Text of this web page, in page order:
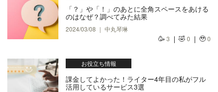
「？」や「！」のあとに全角スペースをあける
のはなぜ？調べてみた結果
2024/03/08 ｜ 中丸琴琳
🥳 3 🤣0 🥹0
お役立ち情報
課金してよかった！ライター4年目の私がフル
活用しているサービス3選